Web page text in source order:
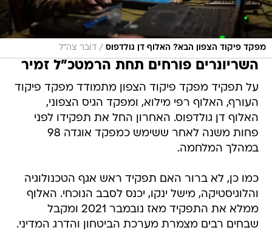
מפקד פיקוד הצפון הבא? האלוף דן גולדפוס / דובר צה"ל
השריונרים פורחים תחת הרמטכ"ל זמיר
על תפקיד מפקד פיקוד הצפון מתמודד מפקד פיקוד
העורף, האלוף רפי מילוא, ומפקד הגיס הצפוני,
האלוף דן גולדפוס. האחרון החל את תפקידו לפני
פחות משנה לאחר ששימש כמפקד אוגדה 98
במהלך המלחמה.
כמו כן, לא ברור האם תפקיד ראש אגף הטכנולוגיה
והלוגיסטיקה, מישל ינקו, יכנס לסבב הנוכחי. האלוף
ממלא את התפקיד מאז נובמבר 2021 ומקבל
שבחים רבים מצמרת מערכת הביטחון והדרג המדיני.